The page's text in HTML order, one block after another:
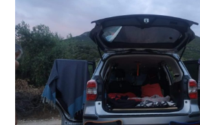
Accéder
contenu
principal